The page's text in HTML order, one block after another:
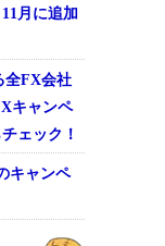
月に追加
全FX会社
キャンペ
ェック！
キャンペ